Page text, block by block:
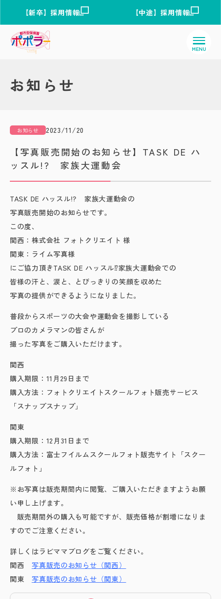
【新卒】採用情報 【中途】採用情報
お知らせ
お知らせ 2023/11/20
【写真販売開始のお知らせ】TASK DE ハ
ッスル!? 家族大運動会
TASK DE ハッスル!? 家族大運動会の
写真販売開始のお知らせです。
この度、
関西：株式会社 フォトクリエイト 様
関東：ライム写真様
にご協力頂きTASK DE ハッスル⁉家族大運動会での
皆様の汗と、涙と、とびっきりの笑顔を収めた
写真の提供ができるようになりました。
普段からスポーツの大会や運動会を撮影している
プロのカメラマンの皆さんが
撮った写真をご購入いただけます。
関西
購入期限：11月29日まで
購入方法：フォトクリエイトスクールフォト販売サービス
「スナップスナップ」
関東
購入期限：12月31日まで
購入方法：富士フイルムスクールフォト販売サイト「スクー
ルフォト」
※お写真は販売期間内に閲覧、ご購入いただきますようお願
い申し上げます。
販売期間外の購入も可能ですが、販売価格が割増になりま
すのでご注意ください。
詳しくはラビママブログをご覧ください。
関西 写真販売のお知らせ（関西）
関東 写真販売のお知らせ（関東）